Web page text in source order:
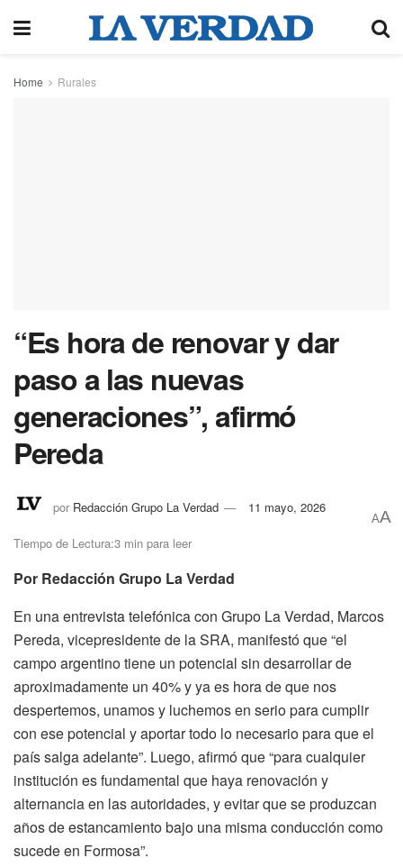
Home Rurales
“Es hora de renovar y dar
paso a las nuevas
generaciones”, afirmó
Pereda
por Redacción Grupo La Verdad 11 mayo, 2026
Tiempo de Lectura:3 min para leer
AA
Por Redacción Grupo La Verdad
En una entrevista telefónica con Grupo La Verdad, Marcos
Pereda, vicepresidente de la SRA, manifestó que “el
campo argentino tiene un potencial sin desarrollar de
aproximadamente un 40% y ya es hora de que nos
despertemos, unamos y luchemos en serio para cumplir
con ese potencial y aportar todo lo necesario para que el
país salga adelante”. Luego, afirmó que “para cualquier
institución es fundamental que haya renovación y
alternancia en las autoridades, y evitar que se produzcan
años de estancamiento bajo una misma conducción como
sucede en Formosa”.